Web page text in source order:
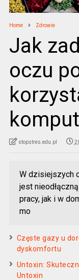
Home Zdrowie
Jak
oczu
stopstres.edu.pl
W dzisiejszych
jest
pracy, jak i w
mo
Częste gazy u
dyskomfortu
Untoxin:
Untoxin